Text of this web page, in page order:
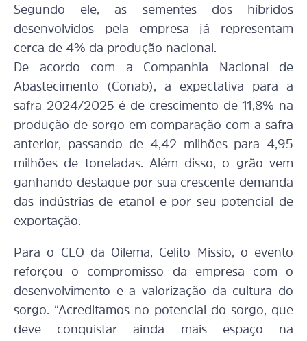
Segundo ele, as sementes dos híbridos
desenvolvidos pela empresa já representam
cerca de 4% da produção nacional.
De acordo com a Companhia Nacional de
Abastecimento (Conab), a expectativa para a
safra 2024/2025 é de crescimento de 11,8% na
produção de sorgo em comparação com a safra
anterior, passando de 4,42 milhões para 4,95
milhões de toneladas. Além disso, o grão vem
ganhando destaque por sua crescente demanda
das indústrias de etanol e por seu potencial de
exportação.
Para o CEO da Oilema, Celito Missio, o evento
reforçou o compromisso da empresa com o
desenvolvimento e a valorização da cultura do
sorgo. “Acreditamos no potencial do sorgo, que
deve conquistar ainda mais espaço na